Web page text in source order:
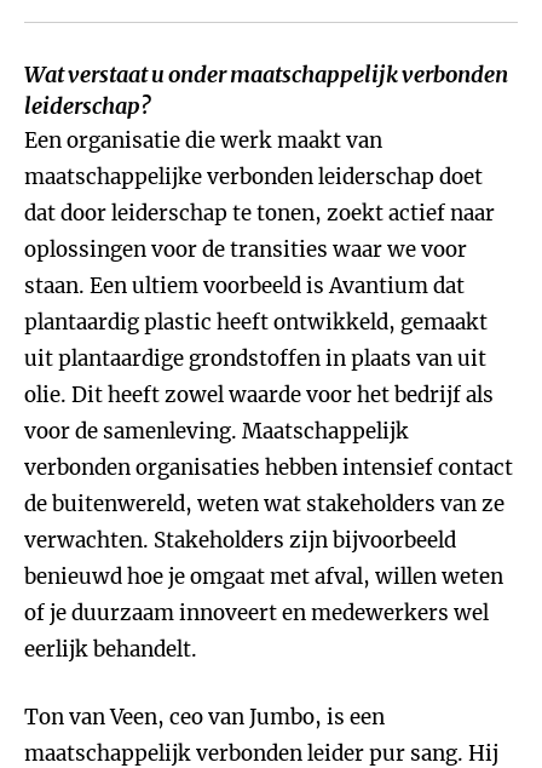
Wat verstaat u onder maatschappelijk verbonden
leiderschap?
Een organisatie die werk maakt van
maatschappelijke verbonden leiderschap doet
dat door leiderschap te tonen, zoekt actief naar
oplossingen voor de transities waar we voor
staan. Een ultiem voorbeeld is Avantium dat
plantaardig plastic heeft ontwikkeld, gemaakt
uit plantaardige grondstoffen in plaats van uit
olie. Dit heeft zowel waarde voor het bedrijf als
voor de samenleving. Maatschappelijk
verbonden organisaties hebben intensief contact
de buitenwereld, weten wat stakeholders van ze
verwachten. Stakeholders zijn bijvoorbeeld
benieuwd hoe je omgaat met afval, willen weten
of je duurzaam innoveert en medewerkers wel
eerlijk behandelt.
Ton van Veen, ceo van Jumbo, is een
maatschappelijk verbonden leider pur sang. Hij